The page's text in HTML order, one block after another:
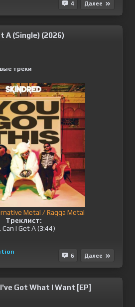
4 Далее
A (Single) (2026)
треки
Metal / Ragga Metal
Треклист:
Can I Get A (3:44)
6 Далее
Got What I Want [EP]